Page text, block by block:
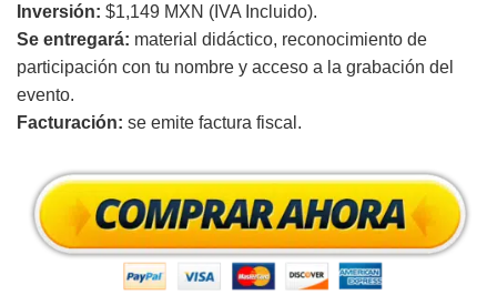
Inversión: $1,149 MXN (IVA Incluido).
Se entregará: material didáctico, reconocimiento de
participación con tu nombre y acceso a la grabación del
evento.
Facturación: se emite factura fiscal.